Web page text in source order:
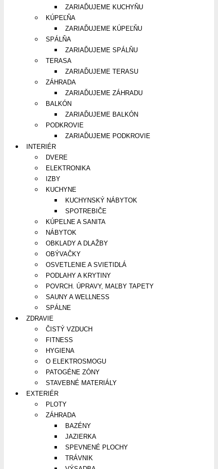
ZARIAĎUJEME KUCHYŇU
KÚPEĽŇA
ZARIAĎUJEME KÚPEĽŇU
SPÁLŇA
ZARIAĎUJEME SPÁLŇU
TERASA
ZARIAĎUJEME TERASU
ZÁHRADA
ZARIAĎUJEME ZÁHRADU
BALKÓN
ZARIAĎUJEME BALKÓN
PODKROVIE
ZARIAĎUJEME PODKROVIE
INTERIÉR
DVERE
ELEKTRONIKA
IZBY
KUCHYNE
KUCHYNSKÝ NÁBYTOK
SPOTREBIČE
KÚPELNE A SANITA
NÁBYTOK
OBKLADY A DLAŽBY
OBÝVAČKY
OSVETLENIE A SVIETIDLÁ
PODLAHY A KRYTINY
POVRCH. ÚPRAVY, MAĽBY TAPETY
SAUNY A WELLNESS
SPÁLNE
ZDRAVIE
ČISTÝ VZDUCH
FITNESS
HYGIENA
O ELEKTROSMOGU
PATOGÉNE ZÓNY
STAVEBNÉ MATERIÁLY
EXTERIÉR
PLOTY
ZÁHRADA
BAZÉNY
JAZIERKA
SPEVNENÉ PLOCHY
TRÁVNIK